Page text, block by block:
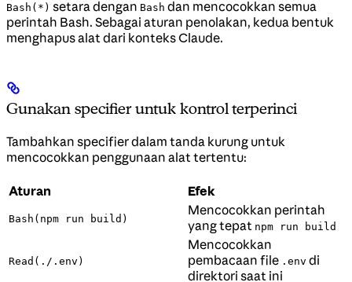
Bash(*) setara dengan Bash dan mencocokkan semua
perintah Bash. Sebagai aturan penolakan, kedua bentuk
menghapus alat dari konteks Claude.
Gunakan specifier untuk kontrol terperinci
Tambahkan specifier dalam tanda kurung untuk
mencocokkan penggunaan alat tertentu:
Aturan Efek
Bash(npm run build)
Mencocokkan perintah
yang tepat npm run build
Read(./.env)
Mencocokkan
pembacaan file .env di
direktori saat ini